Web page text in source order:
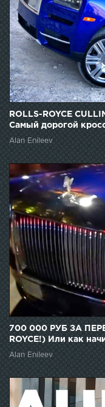
ROLLS-ROYCE
Самый дорогой
Alan Enileev
700 000 РУБ ЗА
ROYCE!) Или как
Alan Enileev